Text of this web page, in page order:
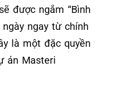
được ngắm “Bình
ngay từ chính
là một đặc quyền
án Masteri